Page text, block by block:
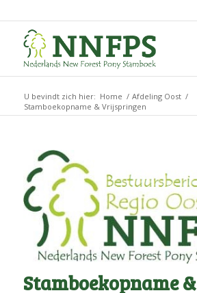
U bevindt zich hier: Home / Afdeling Oost /
Stamboekopname & Vrijspringen
Stamboekopname &